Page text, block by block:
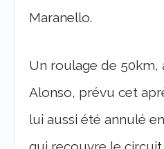
Maranello.
Un roulage de 50km,
Alonso, prévu cet
lui aussi été annulé